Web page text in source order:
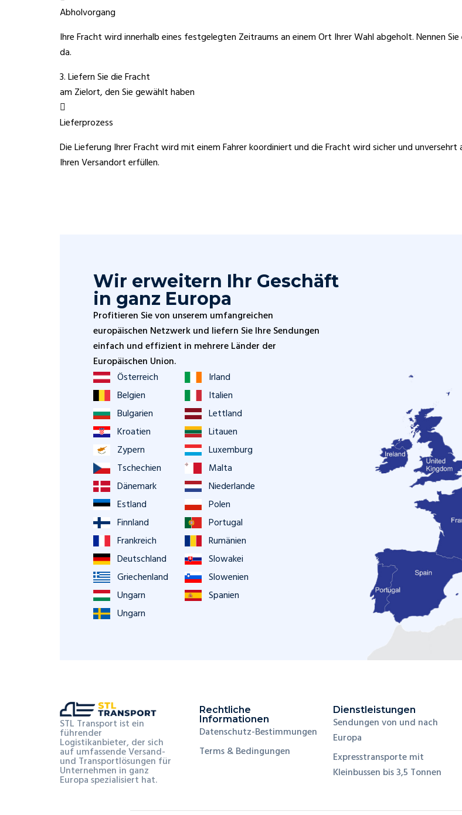
Abholvorgang
Ihre Fracht wird innerhalb eines festgelegten Zeitraums an einem Ort Ihrer Wahl abgeholt. Nennen
da.
3. Liefern Sie die Fracht
am Zielort, den Sie gewählt haben
Lieferprozess
Die Lieferung Ihrer Fracht wird mit einem Fahrer koordiniert und die Fracht wird sicher und
Ihren Versandort erfüllen.
Wir erweitern Ihr Geschäft
in ganz Europa
Profitieren Sie von unserem umfangreichen
europäischen Netzwerk und liefern Sie Ihre Sendungen
einfach und effizient in mehrere Länder der
Europäischen Union.
Österreich
Belgien
Bulgarien
Kroatien
Zypern
Tschechien
Dänemark
Estland
Finnland
Frankreich
Deutschland
Griechenland
Ungarn
Ungarn
Irland
Italien
Lettland
Litauen
Luxemburg
Malta
Niederlande
Polen
Portugal
Rumänien
Slowakei
Slowenien
Spanien
STL Transport ist ein
führender
Logistikanbieter, der sich
auf umfassende Versand-
und Transportlösungen für
Unternehmen in ganz
Europa spezialisiert hat.
Rechtliche
Informationen
Datenschutz-Bestimmungen
Terms & Bedingungen
Dienstleistungen
Sendungen von und nach
Europa
Expresstransporte mit
Kleinbussen bis 3,5 Tonnen